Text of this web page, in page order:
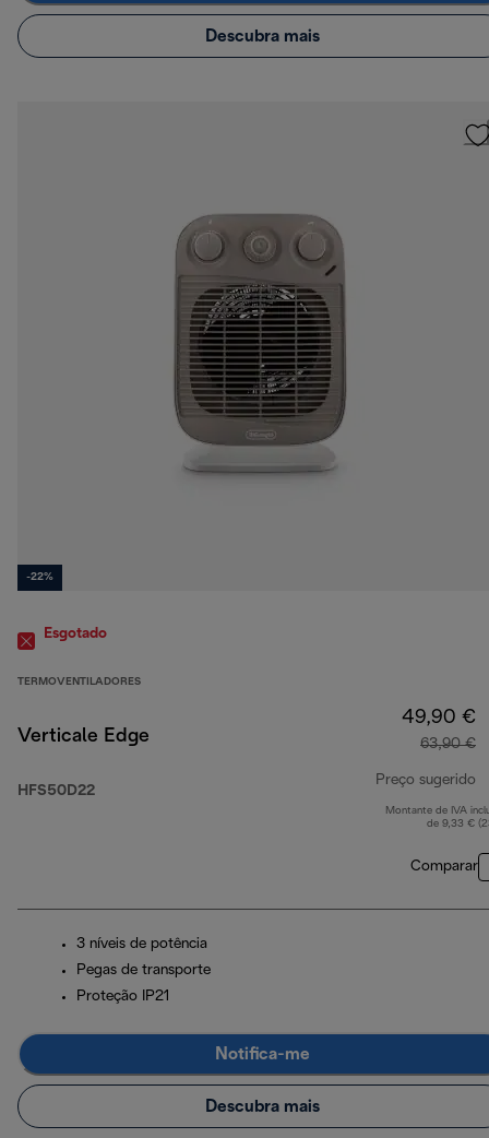
Descubra mais
-22%
Esgotado
TERMOVENTILADORES
Verticale Edge
HFS50D22
49,90 €
63,90 €
Preço sugerido
Montante de IVA
de 9,33 €
Comparar
3 níveis de potência
Pegas de transporte
Proteção IP21
Notifica-me
Descubra mais